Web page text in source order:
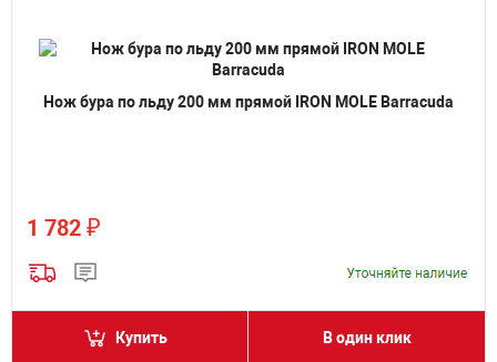
Нож бура по льду 200 мм прямой IRON MOLE Barracuda
1 782 ₽
Купить В один клик